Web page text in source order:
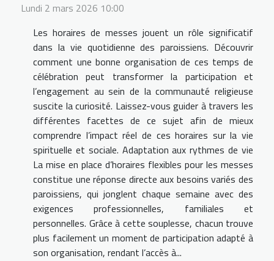
Lundi 2 mars 2026 10:00
Les horaires de messes jouent un rôle significatif
dans la vie quotidienne des paroissiens. Découvrir
comment une bonne organisation de ces temps de
célébration peut transformer la participation et
l’engagement au sein de la communauté religieuse
suscite la curiosité. Laissez-vous guider à travers les
différentes facettes de ce sujet afin de mieux
comprendre l’impact réel de ces horaires sur la vie
spirituelle et sociale. Adaptation aux rythmes de vie
La mise en place d’horaires flexibles pour les messes
constitue une réponse directe aux besoins variés des
paroissiens, qui jonglent chaque semaine avec des
exigences professionnelles, familiales et
personnelles. Grâce à cette souplesse, chacun trouve
plus facilement un moment de participation adapté à
son organisation, rendant l’accès à...